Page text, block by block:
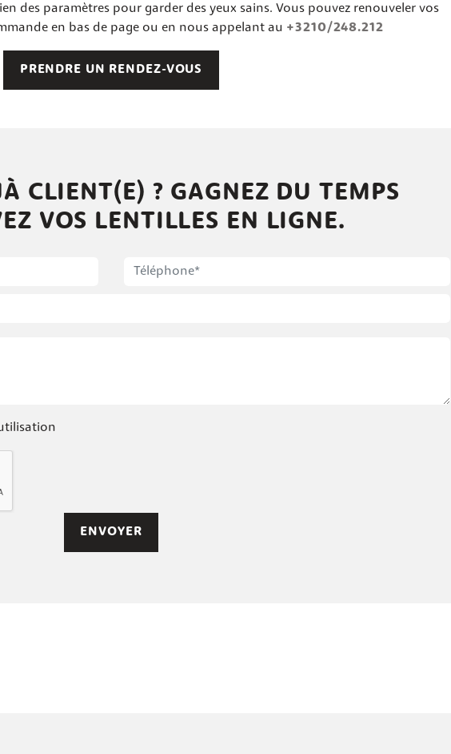
des paramètres pour garder des yeux sains. Vous pouvez renouveler vos
en bas de page ou en nous appelant au +3210/248.212
PRENDRE UN RENDEZ-VOUS
CLIENT(E) ? GAGNEZ DU TEMPS
VOS LENTILLES EN LIGNE.
ENVOYER